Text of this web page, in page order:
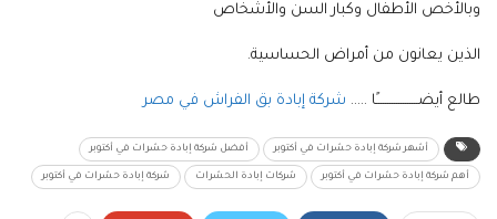
وبالأخص الأطفال وكبار السن والأشخاص
الذين يعانون من أمراض الحساسية.
طالع أيضـــــــــــــــــــًا ….. شركة إبادة بق الفراش في مصر
أشهر شركة إبادة حشرات في أكتوبر أفضل شركة إبادة حشرات في أكتوبر
أهم شركة إبادة حشرات في أكتوبر شركات إبادة الحشرات شركة إبادة حشرات في أكتوبر